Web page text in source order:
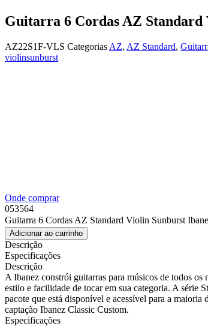
Guitarra 6 Cordas AZ Standard
AZ22S1F-VLS Categorias AZ, AZ Standard,
violinsunburst
Onde comprar
053564
Guitarra 6 Cordas AZ Standard Violin Sunburst
Adicionar ao carrinho
Descrição
Especificações
Descrição
A Ibanez constrói guitarras para músicos de todos os
estilo e facilidade de tocar em sua categoria. A série
pacote que está disponível e acessível para a
captação Ibanez Classic Custom.
Especificações